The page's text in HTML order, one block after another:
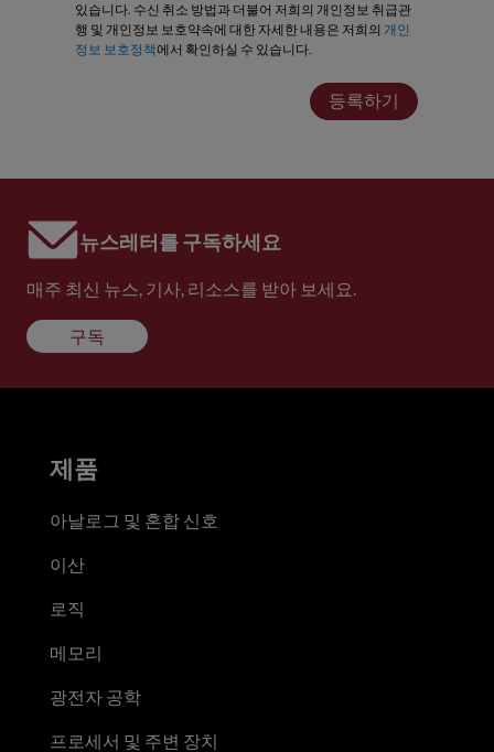
있습니다. 수신 취소 방법과 더불어 저희의 개인정보 취급관
행 및 개인정보 보호약속에 대한 자세한 내용은 저희의 개인
정보 보호정책에서 확인하실 수 있습니다.
등록하기
뉴스레터를 구독하세요
매주 최신 뉴스, 기사, 리소스를 받아 보세요.
구독
제품
아날로그 및 혼합 신호
이산
로직
메모리
광전자 공학
프로세서 및 주변 장치